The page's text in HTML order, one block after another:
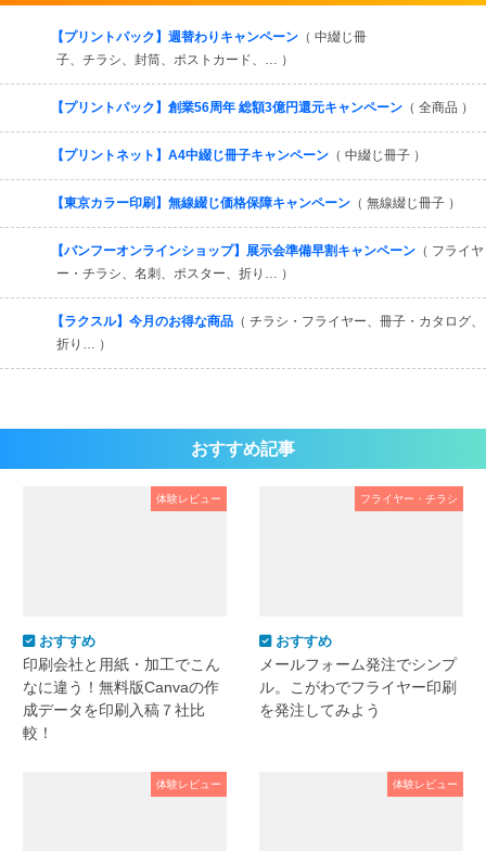
【プリントパック】週替わりキャンペーン （ 中綴じ冊
子、チラシ、封筒、ポストカード、… ）
【プリントパック】創業56周年 総額3億円還元キャンペーン （ 全商品 ）
【プリントネット】A4中綴じ冊子キャンペーン （ 中綴じ冊子 ）
【東京カラー印刷】無線綴じ価格保障キャンペーン （ 無線綴じ冊子 ）
【バンフーオンラインショップ】展示会準備早割キャンペーン （ フライヤ
ー・チラシ、名刺、ポスター、折り… ）
【ラクスル】今月のお得な商品 （ チラシ・フライヤー、冊子・カタログ、
折り… ）
おすすめ記事
体験レビュー
おすすめ
印刷会社と用紙・加工でこん
なに違う！無料版Canvaの作
成データを印刷入稿７社比
較！
フライヤー・チラシ
おすすめ
メールフォーム発注でシンプ
ル。こがわでフライヤー印刷
を発注してみよう
体験レビュー 体験レビュー